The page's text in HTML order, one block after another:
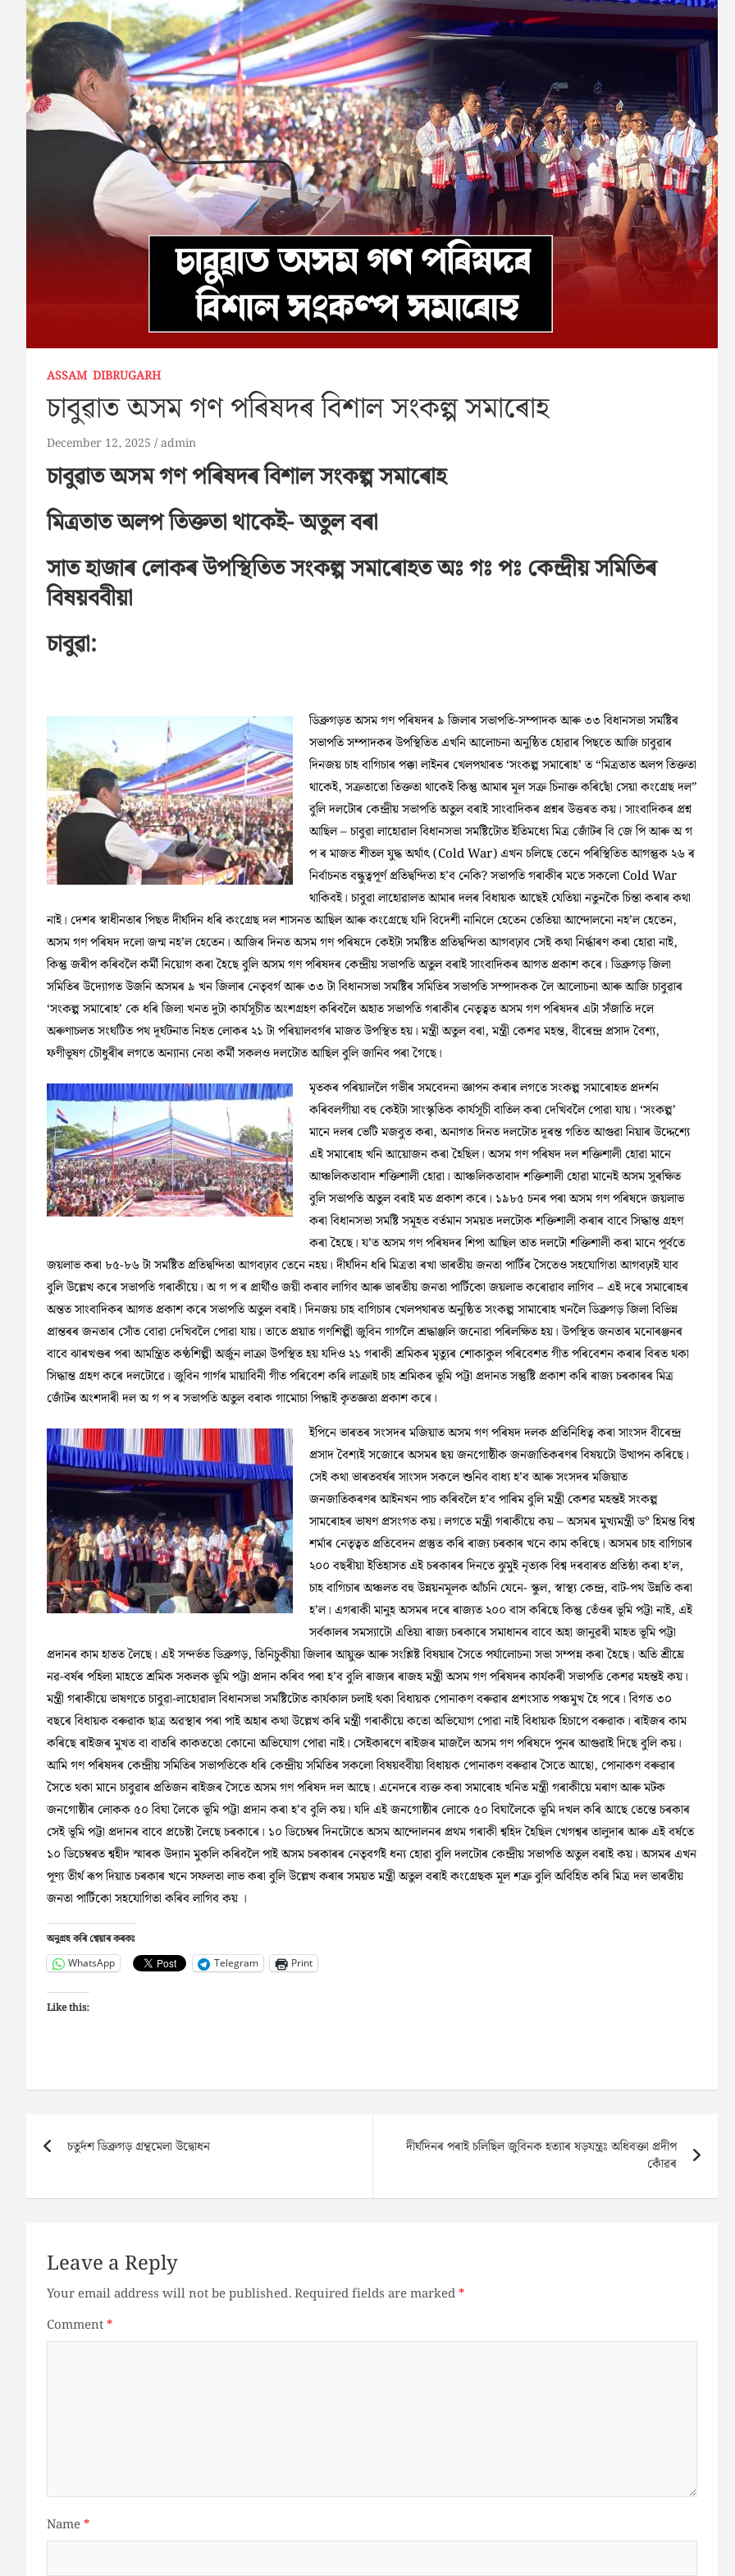
ASSAM DIBRUGARH
চাবুৱাত অসম গণ পৰিষদৰ বিশাল সংকল্প সমাৰোহ
December 12, 2025 admin
চাবুৱাত অসম গণ পৰিষদৰ বিশাল সংকল্প সমাৰোহ
মিত্ৰতাত অলপ তিক্ততা থাকেই- অতুল বৰা
সাত হাজাৰ লোকৰ উপস্থিতিত সংকল্প সমাৰোহত অঃ গঃ পঃ কেন্দ্ৰীয় সমিতিৰ
বিষয়ববীয়া
চাবুৱা:
ডিব্ৰুগড়ত অসম গণ পৰিষদৰ ৯ জিলাৰ সভাপতি-সম্পাদক আৰু ৩৩ বিধানসভা সমষ্টিৰ
সভাপতি সম্পাদকৰ উপস্থিতিত এখনি আলোচনা অনুষ্ঠিত হোৱাৰ পিছতে আজি চাবুৱাৰ
দিনজয় চাহ বাগিচাৰ পক্কা লাইনৰ খেলপথাৰত ‘সংকল্প সমাৰোহ’ ত “মিত্ৰতাত অলপ তিক্ততা
থাকেই, সত্ৰুতাতো তিক্ততা থাকেই কিন্তু আমাৰ মূল সত্ৰু চিনাক্ত কৰিছোঁ সেয়া কংগ্ৰেছ দল”
বুলি দলটোৰ কেন্দ্ৰীয় সভাপতি অতুল বৰাই সাংবাদিকৰ প্ৰশ্নৰ উত্তৰত কয়। সাংবাদিকৰ প্ৰশ্ন
আছিল – চাবুৱা লাহোৱাল বিধানসভা সমষ্টিটোত ইতিমধ্যে মিত্ৰ জোঁটৰ বি জে পি আৰু অ গ
প ৰ মাজত শীতল যুদ্ধ অৰ্থাৎ (Cold War) এখন চলিছে তেনে পৰিস্থিতিত আগন্তুক ২৬ ৰ
নিৰ্বাচনত বন্ধুত্বপূৰ্ণ প্ৰতিদ্বন্দিতা হ’ব নেকি? সভাপতি গৰাকীৰ মতে সকলো Cold War
থাকিবই। চাবুৱা লাহোৱালত আমাৰ দলৰ বিধায়ক আছেই যেতিয়া নতুনকৈ চিন্তা কৰাৰ কথা
নাই। দেশৰ স্বাধীনতাৰ পিছত দীৰ্ঘদিন ধৰি কংগ্ৰেছ দল শাসনত আছিল আৰু কংগ্ৰেছে যদি বিদেশী নানিলে হেতেন তেতিয়া আন্দোলনো নহ’ল হেতেন,
অসম গণ পৰিষদ দলো জন্ম নহ’ল হেতেন। আজিৰ দিনত অসম গণ পৰিষদে কেইটা সমষ্টিত প্ৰতিদ্বন্দিতা আগবঢ়াব সেই কথা নিৰ্দ্ধাৰণ কৰা হোৱা নাই,
কিন্তু জৰীপ কৰিবলৈ কৰ্মী নিয়োগ কৰা হৈছে বুলি অসম গণ পৰিষদৰ কেন্দ্ৰীয় সভাপতি অতুল বৰাই সাংবাদিকৰ আগত প্ৰকাশ কৰে। ডিব্ৰুগড় জিলা
সমিতিৰ উদ্যোগত উজনি অসমৰ ৯ খন জিলাৰ নেতৃবৰ্গ আৰু ৩৩ টা বিধানসভা সমষ্টিৰ সমিতিৰ সভাপতি সম্পাদকক লৈ আলোচনা আৰু আজি চাবুৱাৰ
‘সংকল্প সমাৰোহ’ কে ধৰি জিলা খনত দুটা কাৰ্যসূচীত অংশগ্ৰহণ কৰিবলৈ অহাত সভাপতি গৰাকীৰ নেতৃত্বত অসম গণ পৰিষদৰ এটা সঁজাতি দলে
অৰুণাচলত সংঘটিত পথ দূৰ্ঘটনাত নিহত লোকৰ ২১ টা পৰিয়ালবৰ্গৰ মাজত উপস্থিত হয়। মন্ত্ৰী অতুল বৰা, মন্ত্ৰী কেশৱ মহন্ত, বীৰেন্দ্ৰ প্ৰসাদ বৈশ্য,
ফণীভূষণ চৌধুৰীৰ লগতে অন্যান্য নেতা কৰ্মী সকলও দলটোত আছিল বুলি জানিব পৰা গৈছে।
মৃতকৰ পৰিয়াললৈ গভীৰ সমবেদনা জ্ঞাপন কৰাৰ লগতে সংকল্প সমাৰোহত প্ৰদৰ্শন
কৰিবলগীয়া বহু কেইটা সাংস্কৃতিক কাৰ্যসূচী বাতিল কৰা দেখিবলৈ পোৱা যায়। ‘সংকল্প’
মানে দলৰ ভেটি মজবুত কৰা, অনাগত দিনত দলটোত দূৰন্ত গতিত আগুৱা নিয়াৰ উদ্দেশ্যে
এই সমাৰোহ খনি আয়োজন কৰা হৈছিল। অসম গণ পৰিষদ দল শক্তিশালী হোৱা মানে
আঞ্চলিকতাবাদ শক্তিশালী হোৱা। আঞ্চলিকতাবাদ শক্তিশালী হোৱা মানেই অসম সুৰক্ষিত
বুলি সভাপতি অতুল বৰাই মত প্ৰকাশ কৰে। ১৯৮৫ চনৰ পৰা অসম গণ পৰিষদে জয়লাভ
কৰা বিধানসভা সমষ্টি সমূহত বৰ্তমান সময়ত দলটোক শক্তিশালী কৰাৰ বাবে সিদ্ধান্ত গ্ৰহণ
কৰা হৈছে। য’ত অসম গণ পৰিষদৰ শিপা আছিল তাত দলটো শক্তিশালী কৰা মানে পূৰ্বতে
জয়লাভ কৰা ৮৫-৮৬ টা সমষ্টিত প্ৰতিদ্বন্দিতা আগবঢ়াব তেনে নহয়। দীৰ্ঘদিন ধৰি মিত্ৰতা ৰখা ভাৰতীয় জনতা পাৰ্টিৰ সৈতেও সহযোগিতা আগবঢ়াই যাব
বুলি উল্লেখ কৰে সভাপতি গৰাকীয়ে। অ গ প ৰ প্ৰাৰ্থীও জয়ী কৰাব লাগিব আৰু ভাৰতীয় জনতা পাৰ্টিকো জয়লাভ কৰোৱাব লাগিব – এই দৰে সমাৰোহৰ
অন্তত সাংবাদিকৰ আগত প্ৰকাশ কৰে সভাপতি অতুল বৰাই। দিনজয় চাহ বাগিচাৰ খেলপথাৰত অনুষ্ঠিত সংকল্প সামাৰোহ খনলৈ ডিব্ৰুগড় জিলা বিভিন্ন
প্ৰান্তৰৰ জনতাৰ সোঁত বোৱা দেখিবলৈ পোৱা যায়। তাতে প্ৰয়াত গণশিল্পী জুবিন গাৰ্গলৈ শ্ৰদ্ধাঞ্জলি জনোৱা পৰিলক্ষিত হয়। উপস্থিত জনতাৰ মনোৰঞ্জনৰ
বাবে ঝাৰখণ্ডৰ পৰা আমন্ত্ৰিত কণ্ঠশিল্পী অৰ্জুন লাক্ৰা উপস্থিত হয় যদিও ২১ গৰাকী শ্ৰমিকৰ মৃত্যুৰ শোকাকুল পৰিবেশত গীত পৰিবেশন কৰাৰ বিৰত থকা
সিদ্ধান্ত গ্ৰহণ কৰে দলটোৱে। জুবিন গাৰ্গৰ মায়াবিনী গীত পৰিবেশ কৰি লাক্ৰাই চাহ শ্ৰমিকৰ ভূমি পট্টা প্ৰদানত সন্তুষ্টি প্ৰকাশ কৰি ৰাজ্য চৰকাৰৰ মিত্ৰ
জোঁটৰ অংশদাৰী দল অ গ প ৰ সভাপতি অতুল বৰাক গামোচা পিন্ধাই কৃতজ্ঞতা প্ৰকাশ কৰে।
ইপিনে ভাৰতৰ সংসদৰ মজিয়াত অসম গণ পৰিষদ দলক প্ৰতিনিধিত্ব কৰা সাংসদ বীৰেন্দ্ৰ
প্ৰসাদ বৈশ্যই সজোৰে অসমৰ ছয় জনগোষ্ঠীক জনজাতিকৰণৰ বিষয়টো উত্থাপন কৰিছে।
সেই কথা ভাৰতবৰ্ষৰ সাংসদ সকলে শুনিব বাধ্য হ’ব আৰু সংসদৰ মজিয়াত
জনজাতিকৰণৰ আইনখন পাচ কৰিবলৈ হ’ব পাৰিম বুলি মন্ত্ৰী কেশৱ মহন্তই সংকল্প
সামৰোহৰ ভাষণ প্ৰসংগত কয়। লগতে মন্ত্ৰী গৰাকীয়ে কয় – অসমৰ মুখ্যমন্ত্ৰী ড° হিমন্ত বিশ্ব
শৰ্মাৰ নেতৃত্বত প্ৰতিবেদন প্ৰস্তুত কৰি ৰাজ্য চৰকাৰ খনে কাম কৰিছে। অসমৰ চাহ বাগিচাৰ
২০০ বছৰীয়া ইতিহাসত এই চৰকাৰৰ দিনতে ঝুমুই নৃত্যক বিশ্ব দৰবাৰত প্ৰতিষ্ঠা কৰা হ’ল,
চাহ বাগিচাৰ অঞ্চলত বহু উন্নয়নমূলক আঁচনি যেনে- স্কুল, স্বাস্থ্য কেন্দ্ৰ, বাট-পথ উন্নতি কৰা
হ’ল। এগৰাকী মানুহ অসমৰ দৰে ৰাজ্যত ২০০ বাস কৰিছে কিন্তু তেঁওৰ ভূমি পট্টা নাই, এই
সৰ্বকালৰ সমস্যাটো এতিয়া ৰাজ্য চৰকাৰে সমাধানৰ বাবে অহা জানুৱৰী মাহত ভূমি পট্টা
প্ৰদানৰ কাম হাতত লৈছে। এই সন্দৰ্ভত ডিব্ৰুগড়, তিনিচুকীয়া জিলাৰ আয়ুক্ত আৰু সংশ্লিষ্ট বিষয়াৰ সৈতে পৰ্যালোচনা সভা সম্পন্ন কৰা হৈছে। অতি শ্ৰীঘ্ৰে
নৱ-বৰ্ষৰ পহিলা মাহতে শ্ৰমিক সকলক ভূমি পট্টা প্ৰদান কৰিব পৰা হ’ব বুলি ৰাজ্যৰ ৰাজহ মন্ত্ৰী অসম গণ পৰিষদৰ কাৰ্যকৰী সভাপতি কেশৱ মহন্তই কয়।
মন্ত্ৰী গৰাকীয়ে ভাষণতে চাবুৱা-লাহোৱাল বিধানসভা সমষ্টিটোত কাৰ্যকাল চলাই থকা বিধায়ক পোনাকণ বৰুৱাৰ প্ৰশংসাত পঞ্চমুখ হৈ পৰে। বিগত ৩০
বছৰে বিধায়ক বৰুৱাক ছাত্ৰ অৱস্থাৰ পৰা পাই অহাৰ কথা উল্লেখ কৰি মন্ত্ৰী গৰাকীয়ে কতো অভিযোগ পোৱা নাই বিধায়ক হিচাপে বৰুৱাক। ৰাইজৰ কাম
কৰিছে ৰাইজৰ মুখত বা বাতৰি কাকততো কোনো অভিযোগ পোৱা নাই। সেইকাৰণে ৰাইজৰ মাজলৈ অসম গণ পৰিষদে পুনৰ আগুৱাই দিছে বুলি কয়।
আমি গণ পৰিষদৰ কেন্দ্ৰীয় সমিতিৰ সভাপতিকে ধৰি কেন্দ্ৰীয় সমিতিৰ সকলো বিষয়ববীয়া বিধায়ক পোনাকণ বৰুৱাৰ সৈতে আছো, পোনাকণ বৰুৱাৰ
সৈতে থকা মানে চাবুৱাৰ প্ৰতিজন ৰাইজৰ সৈতে অসম গণ পৰিষদ দল আছে। এনেদৰে ব্যক্ত কৰা সমাৰোহ খনিত মন্ত্ৰী গৰাকীয়ে মৰাণ আৰু মটক
জনগোষ্ঠীৰ লোকক ৫০ বিঘা লৈকে ভূমি পট্টা প্ৰদান কৰা হ’ব বুলি কয়। যদি এই জনগোষ্ঠীৰ লোকে ৫০ বিঘালৈকে ভূমি দখল কৰি আছে তেন্তে চৰকাৰ
সেই ভূমি পট্টা প্ৰদানৰ বাবে প্ৰচেষ্টা লৈছে চৰকাৰে। ১০ ডিচেম্বৰ দিনটোতে অসম আন্দোলনৰ প্ৰথম গৰাকী শ্বহিদ হৈছিল খেগশ্বৰ তালুদাৰ আৰু এই বৰ্ষতে
১০ ডিচেম্বৰত শ্বহীদ স্মাৰক উদ্যান মুকলি কৰিবলৈ পাই অসম চৰকাৰৰ নেতৃবৰ্গই ধন্য হোৱা বুলি দলটোৰ কেন্দ্ৰীয় সভাপতি অতুল বৰাই কয়। অসমৰ এখন
পূণ্য তীৰ্থ ৰূপ দিয়াত চৰকাৰ খনে সফলতা লাভ কৰা বুলি উল্লেখ কৰাৰ সময়ত মন্ত্ৰী অতুল বৰাই কংগ্ৰেছক মূল শত্ৰু বুলি অবিহিত কৰি মিত্ৰ দল ভাৰতীয়
জনতা পাৰ্টিকো সহযোগিতা কৰিব লাগিব কয় ।
অনুগ্ৰহ কৰি শ্বেয়াৰ কৰকঃ
WhatsApp Telegram Print
Like this:
Post
navigation
চতুৰ্দশ ডিব্ৰুগড় গ্ৰন্থমেলা উদ্বোধন
দীর্ঘদিনৰ পৰাই চলিছিল জুবিনক হত্যাৰ ষড়যন্ত্রঃ অধিবক্তা প্রদীপ
কোঁৱৰ
Leave a Reply
Your email address will not be published.Required fields are marked*
Comment*
Name*